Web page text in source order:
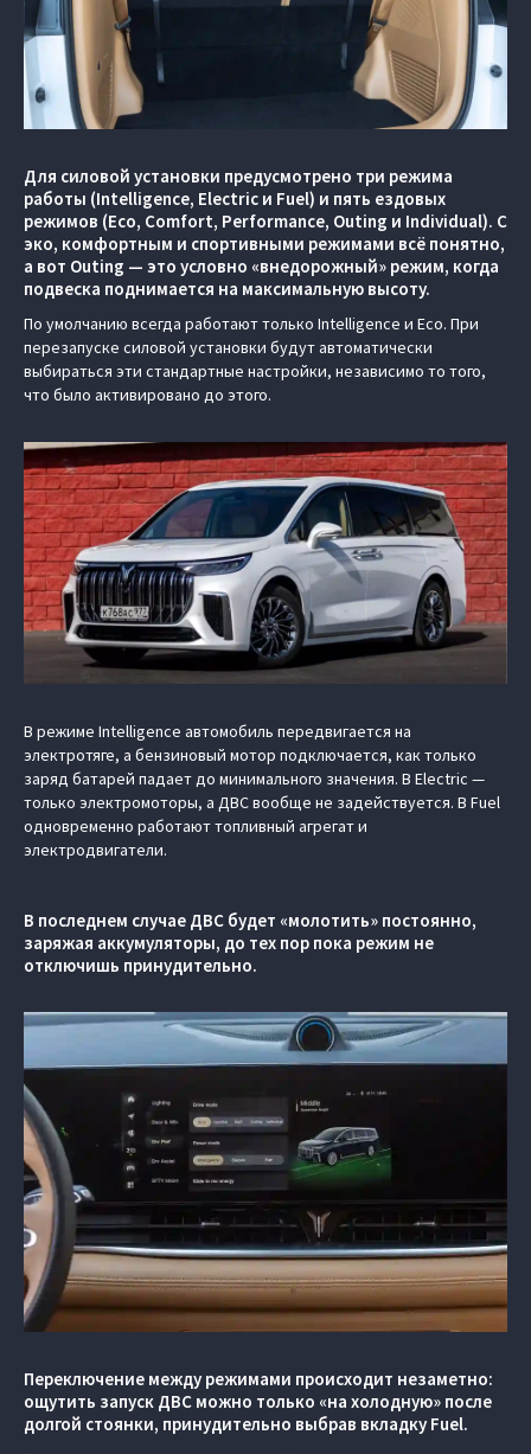
Для силовой установки предусмотрено три режима
работы (Intelligence, Electric и Fuel) и пять ездовых
режимов (Eco, Comfort, Performance, Outing и Individual). С
эко, комфортным и спортивными режимами всё понятно,
а вот Outing — это условно «внедорожный» режим, когда
подвеска поднимается на максимальную высоту.
По умолчанию всегда работают только Intelligence и Eco. При
перезапуске силовой установки будут автоматически
выбираться эти стандартные настройки, независимо то того,
что было активировано до этого.
В режиме Intelligence автомобиль передвигается на
электротяге, а бензиновый мотор подключается, как только
заряд батарей падает до минимального значения. В Electric —
только электромоторы, а ДВС вообще не задействуется. В Fuel
одновременно работают топливный агрегат и
электродвигатели.
В последнем случае ДВС будет «молотить» постоянно,
заряжая аккумуляторы, до тех пор пока режим не
отключишь принудительно.
Переключение между режимами происходит незаметно:
ощутить запуск ДВС можно только «на холодную» после
долгой стоянки, принудительно выбрав вкладку Fuel.